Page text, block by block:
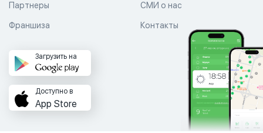
СМИ о нас
Контакты
Партнеры
Франшиза
Загрузить на
Доступно в
App Store